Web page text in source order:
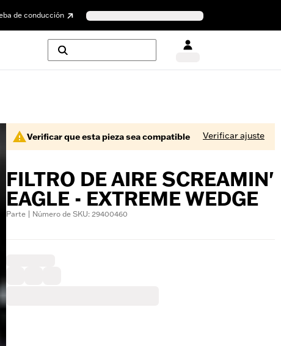
de conducción
Verificar que esta pieza sea compatible Verificar ajuste
FILTRO DE AIRE SCREAMIN'
EAGLE - EXTREME WEDGE
Parte | Número de SKU: 29400460